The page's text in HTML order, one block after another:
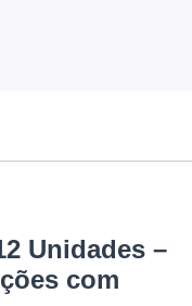
Unidades –
com